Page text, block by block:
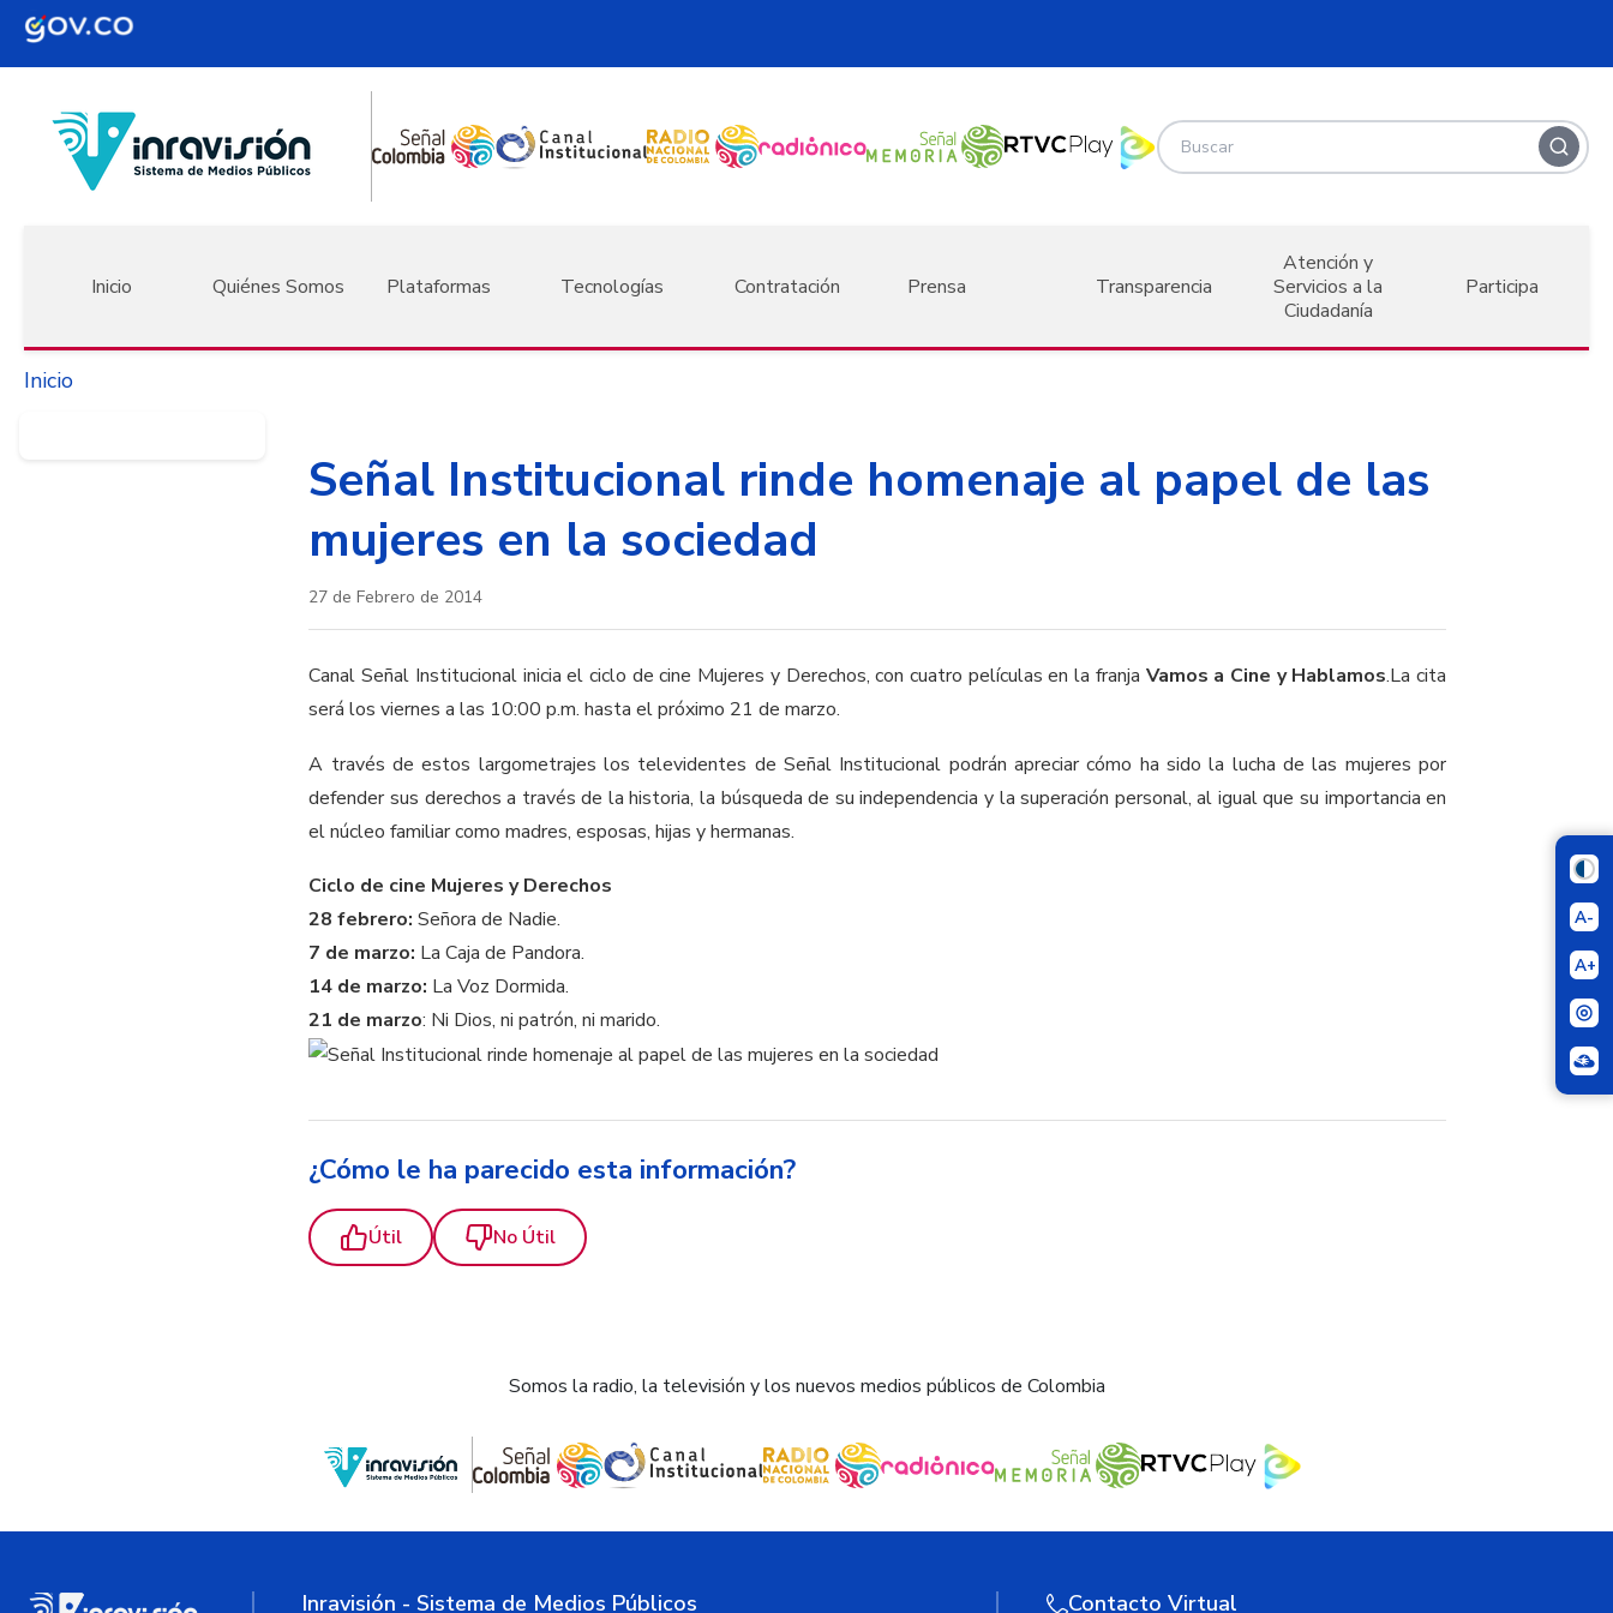
Pasar al contenido principal
Inicio Quiénes Somos Plataformas Tecnologías Contratación Prensa Transparencia
Atención y
Servicios a la
Ciudadanía
Participa
A-
A+
Inicio
Señal Institucional rinde homenaje al papel de las
mujeres en la sociedad
27 de Febrero de 2014
Canal Señal Institucional inicia el ciclo de cine Mujeres y Derechos, con cuatro películas en la franja Vamos a Cine y Hablamos.La cita
será los viernes a las 10:00 p.m. hasta el próximo 21 de marzo.
A través de estos largometrajes los televidentes de Señal Institucional podrán apreciar cómo ha sido la lucha de las mujeres por
defender sus derechos a través de la historia, la búsqueda de su independencia y la superación personal, al igual que su importancia en
el núcleo familiar como madres, esposas, hijas y hermanas.
Ciclo de cine Mujeres y Derechos
28 febrero: Señora de Nadie.
7 de marzo: La Caja de Pandora.
14 de marzo: La Voz Dormida.
21 de marzo: Ni Dios, ni patrón, ni marido.
¿Cómo le ha parecido esta información?
Útil No Útil
Somos la radio, la televisión y los nuevos medios públicos de Colombia
Inravisión - Sistema de Medios Públicos Contacto Virtual